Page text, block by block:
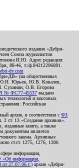
издания «Дебри-
Союза журналистов
И.Ю. Адрес редакции:
88-46, т./ф.84212296081.
dv.com
ДВ» (на общественных
Юрьев, Ю.В. Ковалев,
О.В. Егорова
№ ФС77-45537 выдано
технологий и массовых
Российская
архив, в соответствии с ФЗ
п. 2 ст. 13 «Создание архивов».
изданные книги, а также
документам является
закона. Архивные
ст.ст. 1275, 1276, 1306
информации,
«Об информации,
от 27.07.06 г.) архив «Дебри-